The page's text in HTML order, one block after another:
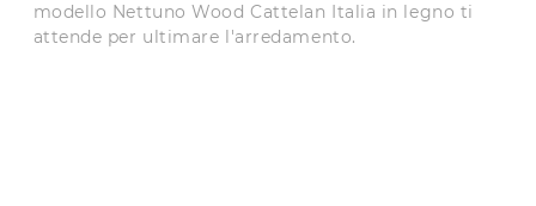
modello Nettuno Wood Cattelan Italia in legno ti
attende per ultimare l'arredamento.